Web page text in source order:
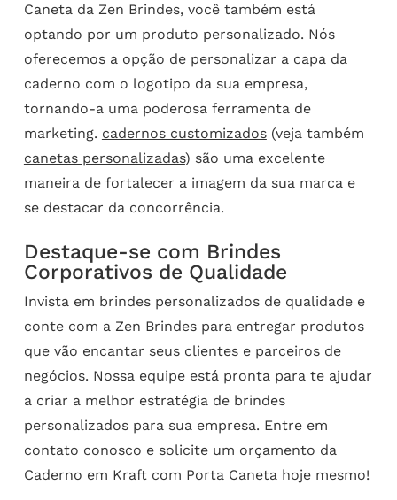
Caneta da Zen Brindes, você também está
optando por um produto personalizado. Nós
oferecemos a opção de personalizar a capa da
caderno com o logotipo da sua empresa,
tornando-a uma poderosa ferramenta de
marketing. cadernos customizados(veja também
canetas personalizadas) são uma excelente
maneira de fortalecer a imagem da sua marca e
se destacar da concorrência.
Destaque-se com Brindes
Corporativos de Qualidade
Invista em brindes personalizados de qualidade e
conte com a Zen Brindes para entregar produtos
que vão encantar seus clientes e parceiros de
negócios. Nossa equipe está pronta para te ajudar
a criar a melhor estratégia de brindes
personalizados para sua empresa. Entre em
contato conosco e solicite um orçamento da
Caderno em Kraft com Porta Caneta hoje mesmo!